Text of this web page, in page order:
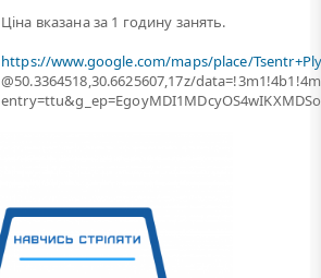
Ціна вказана за 1 годину занять.
https://www.google.com/maps/place/
@50.3364518,30.6625607,17z/